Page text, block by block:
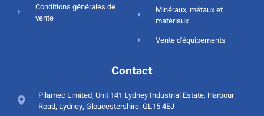
Conditions générales de
vente
Minéraux, métaux et
matériaux
Vente d'équipements
Contact
Pilamec Limited, Unit 141 Lydney Industrial Estate, Harbour
Road, Lydney, Gloucestershire. GL15 4EJ